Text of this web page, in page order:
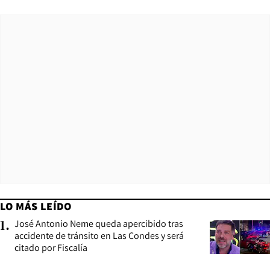
LO MÁS LEÍDO
1. José Antonio Neme queda apercibido tras
accidente de tránsito en Las Condes y será
citado por Fiscalía